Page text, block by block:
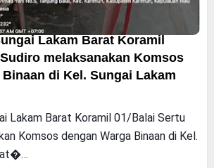
Lakam Barat Koramil
melaksanakan Komsos
di Kel. Sungai Lakam
Lakam Barat Koramil 01/Balai Sertu
Komsos dengan Warga Binaan di Kel.